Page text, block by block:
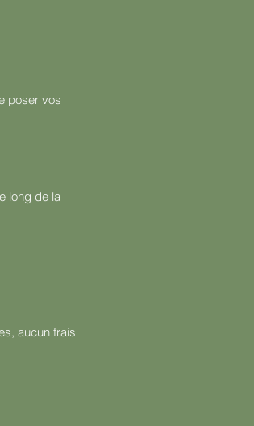
poser vos
long de la
aucun frais